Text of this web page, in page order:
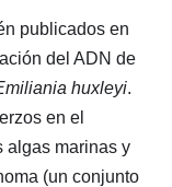
publicados en
del ADN de
huxleyi.
en el
algas marinas y
(un conjunto